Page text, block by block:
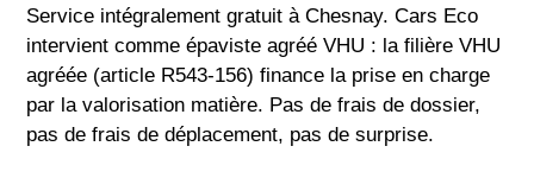
Service intégralement gratuit à Chesnay. Cars Eco
intervient comme épaviste agréé VHU : la filière VHU
agréée (article R543-156) finance la prise en charge
par la valorisation matière. Pas de frais de dossier,
pas de frais de déplacement, pas de surprise.